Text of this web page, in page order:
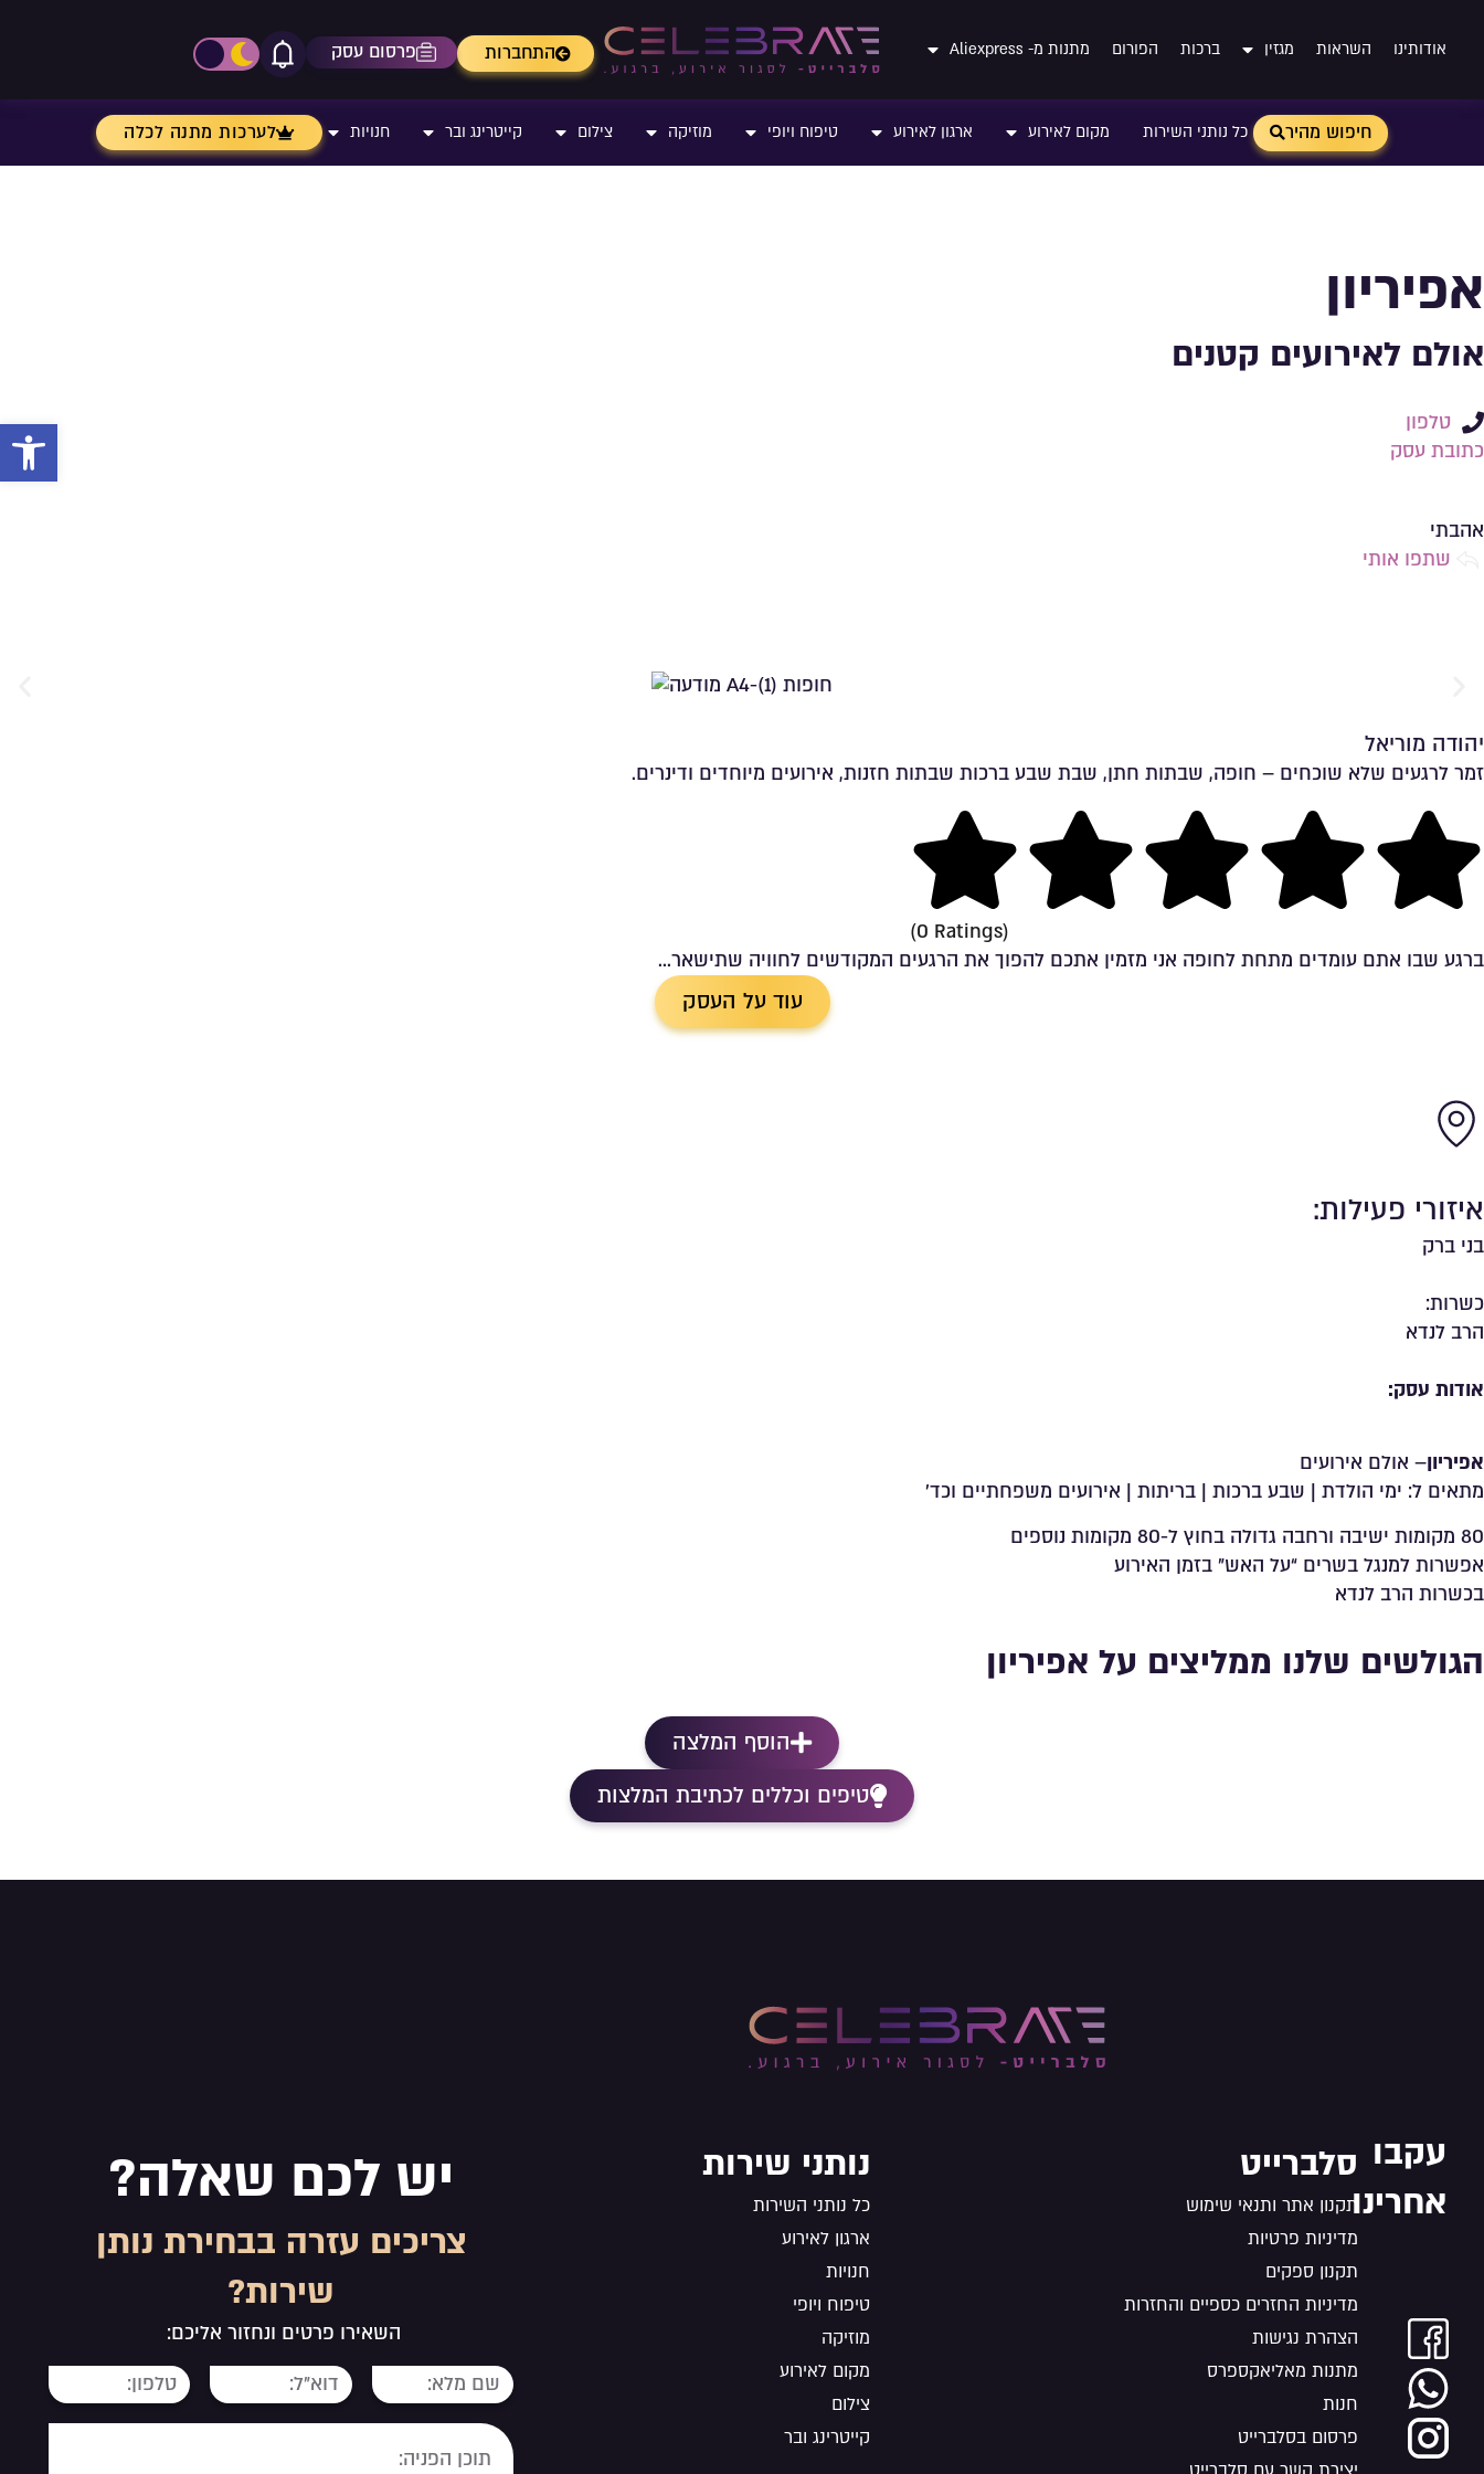
התחברות פרסום עסק
פתיחת\סגירת מרכז
אייקון פעמון
אודותינו השראות מגזין ברכות הפורום מתנות מ- Aliexpress
חיפוש מהיר כל נותני השירות מקום לאירוע ארגון לאירוע טיפוח ויופי מוזיקה צילום קייטרינג ובר חנויות לערכות מתנה לכלה
אפיריון
אולם לאירועים קטנים
טלפון
כתובת עסק
שמירה ברשימת מועדפים
אהבתי
שתפו אותי
יהודה מוריאל
זמר לרגעים שלא שוכחים – חופה, שבתות חתן, שבת שבע ברכות שבתות חזנות, אירועים מיוחדים ודינרים.
0/5 Rating
(0 Ratings)
ברגע שבו אתם עומדים מתחת לחופה אני מזמין אתכם להפוך את הרגעים המקודשים לחוויה שתישאר...
עוד על העסק
איזורי פעילות:
בני ברק
כשרות:
הרב לנדא
אודות עסק:
אפיריון– אולם אירועים
מתאים ל: ימי הולדת | שבע ברכות | בריתות | אירועים משפחתיים וכד’
80 מקומות ישיבה ורחבה גדולה בחוץ ל-80 מקומות נוספים
אפשרות למנגל בשרים “על האש” בזמן האירוע
בכשרות הרב לנדא
הגולשים שלנו ממליצים על אפיריון
הוסף המלצה
טיפים וכללים לכתיבת המלצות
עקבו
אחרינו
סלברייט
תקנון אתר ותנאי שימוש
מדיניות פרטיות
תקנון ספקים
מדיניות החזרים כספיים והחזרות
הצהרת נגישות
מתנות מאליאקספרס
חנות
פרסום בסלברייט
נותני שירות
כל נותני השירות
ארגון לאירוע
חנויות
טיפוח ויופי
מוזיקה
מקום לאירוע
צילום
קייטרינג ובר
יש לכם שאלה?
צריכים עזרה בבחירת נותן
שירות?
השאירו פרטים ונחזור אליכם: